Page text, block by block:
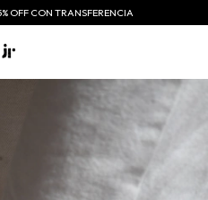
OFF CON TRANSFERENCIA